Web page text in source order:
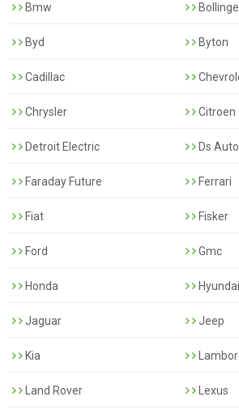
Bmw
Byd Byton
Cadillac
Chrysler Citroen
Detroit Electric Ds
Faraday Future Ferrari
Fiat Fisker
Ford Gmc
Honda Hyundai
Jaguar Jeep
Kia
Land Rover Lexus